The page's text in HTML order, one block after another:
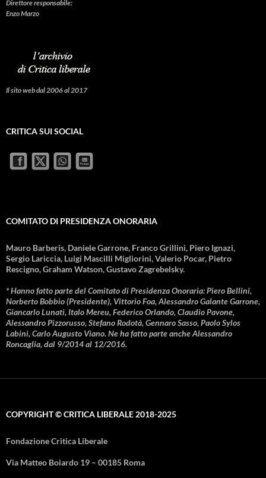
Direttore responsabile:
Enzo Marzo
Il sito web dal 2006 al 2017
CRITICA SUI SOCIAL
COMITATO DI PRESIDENZA ONORARIA
Mauro Barberis, Daniele Garrone, Franco Grillini, Piero Ignazi,
Sergio Lariccia, Luigi Mascilli Migliorini, Valerio Pocar, Pietro
Rescigno, Graham Watson, Gustavo Zagrebelsky.
* Hanno fatto parte del Comitato di Presidenza Onoraria: Piero Bellini,
Norberto Bobbio (Presidente), Vittorio Foa, Alessandro Galante Garrone,
Giancarlo Lunati, Italo Mereu, Federico Orlando, Claudio Pavone,
Alessandro Pizzorusso, Stefano Rodotà, Gennaro Sasso, Paolo Sylos
Labini, Carlo Augusto Viano. Ne ha fatto parte anche Alessandro
Roncaglia, dal 9/2014 al 12/2016.
COPYRIGHT © CRITICA LIBERALE 2018-2025
Fondazione Critica Liberale
Via Matteo Boiardo 19 – 00185 Roma